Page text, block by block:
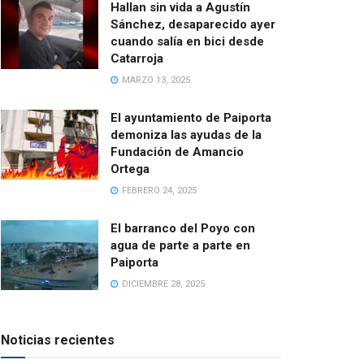
Hallan sin vida a Agustín
Sánchez, desaparecido ayer
cuando salía en bici desde
Catarroja
MARZO 13, 2025
El ayuntamiento de Paiporta
demoniza las ayudas de la
Fundación de Amancio
Ortega
FEBRERO 24, 2025
El barranco del Poyo con
agua de parte a parte en
Paiporta
DICIEMBRE 28, 2025
Noticias recientes